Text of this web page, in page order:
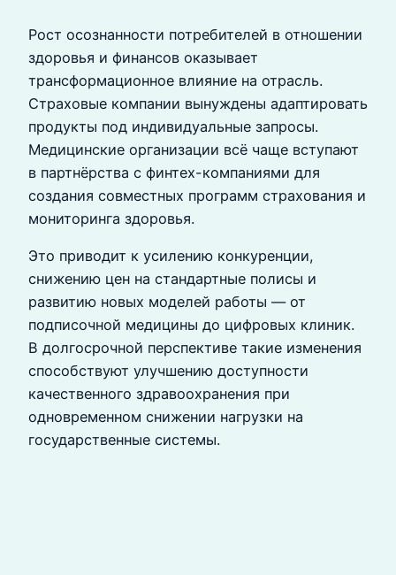
Рост осознанности потребителей в отношении
здоровья и финансов оказывает
трансформационное влияние на отрасль.
Страховые компании вынуждены адаптировать
продукты под индивидуальные запросы.
Медицинские организации всё чаще вступают
в партнёрства с финтех-компаниями для
создания совместных программ страхования и
мониторинга здоровья.
Это приводит к усилению конкуренции,
снижению цен на стандартные полисы и
развитию новых моделей работы — от
подписочной медицины до цифровых клиник.
В долгосрочной перспективе такие изменения
способствуют улучшению доступности
качественного здравоохранения при
одновременном снижении нагрузки на
государственные системы.